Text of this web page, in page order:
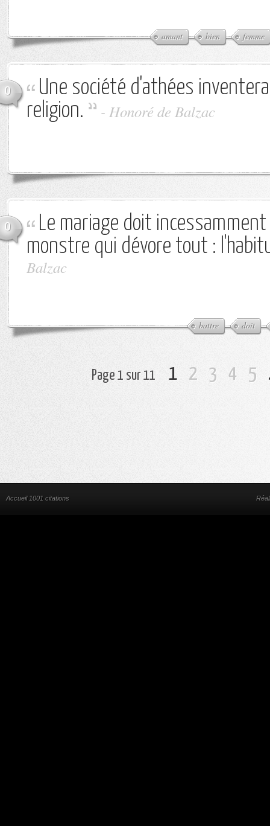
amant bien femme
0
Une société d'athées
religion.
- Honoré de Balzac
0
Le mariage doit
monstre qui dévore tout :
Balzac
battre doit
Page 1 sur 11 1 2 3 4 5
Accueil 1001 citations